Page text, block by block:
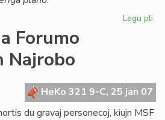
Legu pli
por
Forumo
Najrobo
HeKo 321 9-C, 25 jan 07
du gravaj personecoj, kiujn MSF